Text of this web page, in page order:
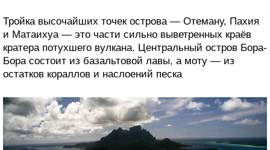
Тройка высочайших точек острова — Отеману, Пахия
и Матаихуа — это части сильно выветренных краёв
кратера потухшего вулкана. Центральный остров Бора-
Бора состоит из базальтовой лавы, а моту — из
остатков кораллов и наслоений песка